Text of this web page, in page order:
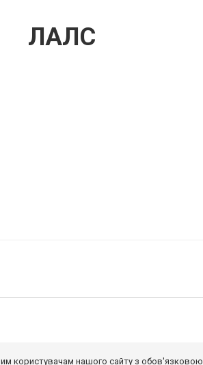
ЛАЛС
користувачам нашого сайту з обов'язковою